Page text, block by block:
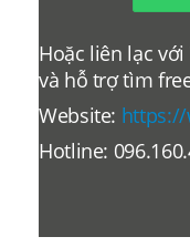
Hoặc liên lạc
và hỗ trợ tìm
Website: https://
Hotline: